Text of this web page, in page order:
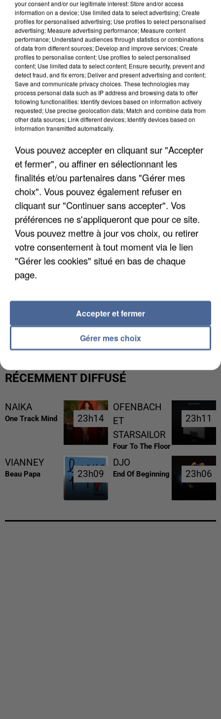
APRÈS TOUTES CES CANICULES, LES REFUGES
DE FAUNE SAUVAGE SONT...
L’UN DES FONDATEURS SUPPOSÉS DE LA DZ
MAFIA INTERPELLÉ EN ALGÉRIE
RÉCEMMENT DIFFUSÉ
NAIKA
One Track Mind 23h14
23h14
OFENBACH
ET
STARSAILOR
Four To The Floor
23h11
23h11
VIANNEY
Beau Papa 23h09
23h09
DJO
End Of Beginning 23h06
23h06
your consent and/or our legitimate interest: Store and/or access
information on a device; Use limited data to select advertising; Create
profiles for personalised advertising; Use profiles to select personalised
advertising; Measure advertising performance; Measure content
performance; Understand audiences through statistics or combinations
of data from different sources; Develop and improve services; Create
profiles to personalise content; Use profiles to select personalised
content; Use limited data to select content; Ensure security, prevent and
detect fraud, and fix errors; Deliver and present advertising and content;
Save and communicate privacy choices. These technologies may
process personal data such as IP address and browsing data to offer
following functionalities: Identify devices based on information actively
requested; Use precise geolocation data; Match and combine data from
other data sources; Link different devices; Identify devices based on
information transmitted automatically.
Vous pouvez accepter en cliquant sur "Accepter
et fermer", ou affiner en sélectionnant les
finalités et/ou partenaires dans "Gérer mes
choix". Vous pouvez également refuser en
cliquant sur "Continuer sans accepter". Vos
préférences ne s'appliqueront que pour ce site.
Vous pouvez mettre à jour vos choix, ou retirer
votre consentement à tout moment via le lien
"Gérer les cookies" situé en bas de chaque
page.
Gérer mes choix
Accepter et fermer